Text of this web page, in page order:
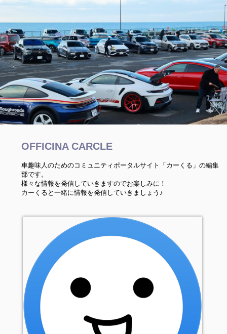
OFFICINA CARCLE
車趣味人のためのコミュニティポータルサイト「カーくる」の編集
部です。
様々な情報を発信していきますのでお楽しみに！
カーくると一緒に情報を発信していきましょう♪